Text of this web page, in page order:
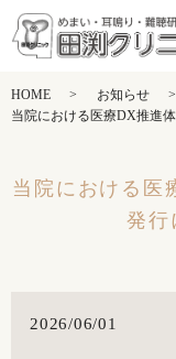
HOME
お知らせ
当院における医療DX推進
当院における医
発行
2026/06/01